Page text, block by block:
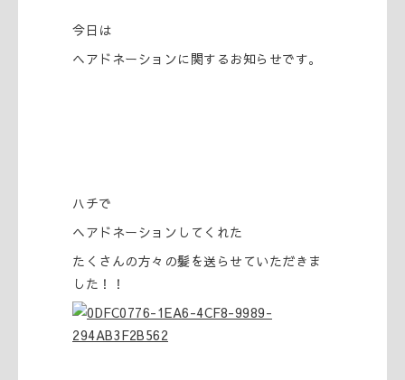
今日は
ヘアドネーションに関するお知らせです。
ハチで
ヘアドネーションしてくれた
たくさんの方々の髪を送らせていただきま
した！！